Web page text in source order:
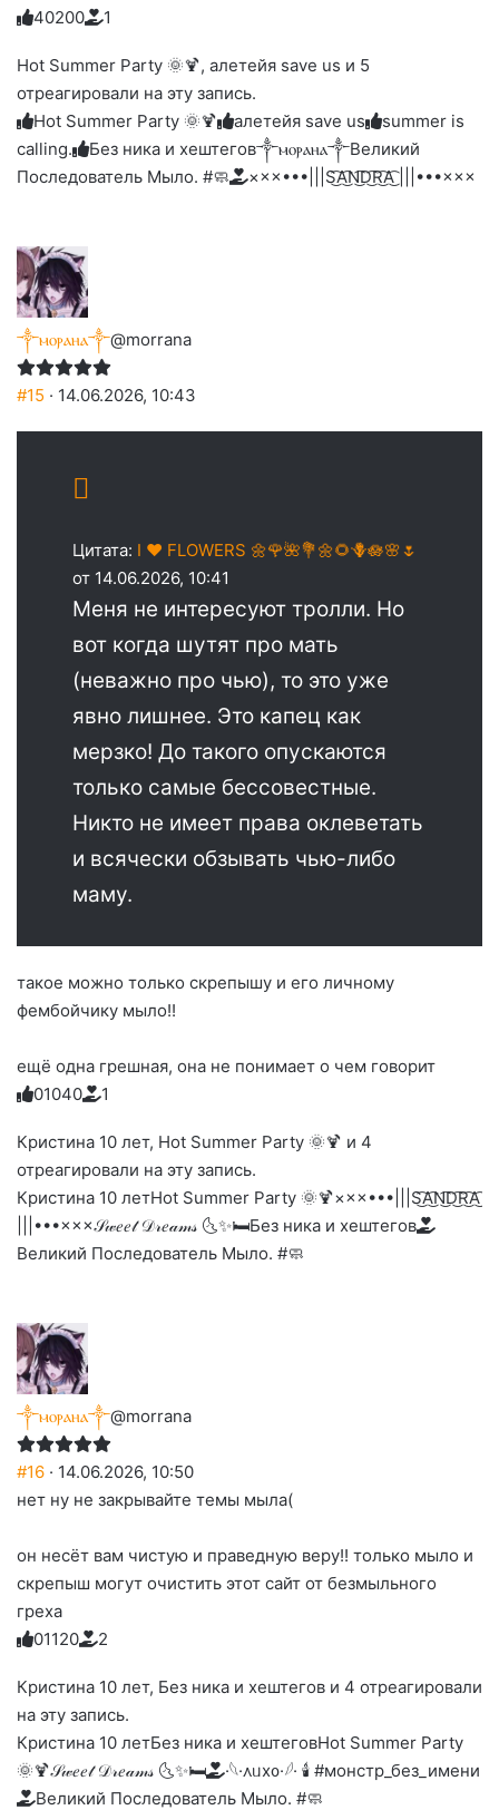
Голосуйте
вверх.
4
Нажмите
реакцию:
0
Нажмите
реакцию:
до
слез
2
Нажмите
реакцию:
0
Нажмите
реакцию:
0
Нажмите
благодарю
1
Hot Summer Party 🌞🍹, алетейя save us и 5
отреагировали на эту запись.
Hot Summer Party 🌞🍹
алетейя save us
summer is
calling.
Без ника и хештегов༒ⲙⲟⲣⲁⲏⲁ༒Великий
Последователь Мыло. #🧼
×××•••|||S͜͡A͜͡N͜͡D͜͡R͜͡A͜͡ |||•••×××
༒ⲙⲟⲣⲁⲏⲁ༒@morrana
#15 · 14.06.2026, 10:43
Цитата: I ♥️ FLOWERS 🌼🌹🌺💐🌼🌻🪻🪷🌸🌷
от 14.06.2026, 10:41
Меня не интересуют тролли. Но
вот когда шутят про мать
(неважно про чью), то это уже
явно лишнее. Это капец как
мерзко! До такого опускаются
только самые бессовестные.
Никто не имеет права оклеветать
и всячески обзывать чью-либо
маму.
такое можно только скрепышу и его личному
фембойчику мыло!!
ещё одна грешная, она не понимает о чем говорит
Голосуйте
вверх.
0
Нажмите
реакцию:
1
Нажмите
реакцию:
до
слез
0
Нажмите
реакцию:
4
Нажмите
реакцию:
0
Нажмите
благодарю
1
Кристина 10 лет, Hot Summer Party 🌞🍹 и 4
отреагировали на эту запись.
Кристина 10 летHot Summer Party 🌞🍹×××•••|||S͜͡A͜͡N͜͡D͜͡R͜͡A͜͡
|||•••×××𝒮𝓌𝑒𝑒𝓉 𝒟𝓇𝑒𝒶𝓂𝓈 🌜✨🛏️Без ника и хештегов
Великий Последователь Мыло. #🧼
༒ⲙⲟⲣⲁⲏⲁ༒@morrana
#16 · 14.06.2026, 10:50
нет ну не закрывайте темы мыла(
он несёт вам чистую и праведную веру!! только мыло и
скрепыш могут очистить этот сайт от безмыльного
греха
Голосуйте
вверх.
0
Нажмите
реакцию:
1
Нажмите
реакцию:
до
слез
1
Нажмите
реакцию:
2
Нажмите
реакцию:
0
Нажмите
благодарю
2
Кристина 10 лет, Без ника и хештегов и 4 отреагировали
на эту запись.
Кристина 10 летБез ника и хештеговHot Summer Party
🌞🍹𝒮𝓌𝑒𝑒𝓉 𝒟𝓇𝑒𝒶𝓂𝓈 🌜✨🛏️
·𓆩·᧘ᥙх᧐·𓆪· 🕯 #монстр_без_имени
Великий Последователь Мыло. #🧼